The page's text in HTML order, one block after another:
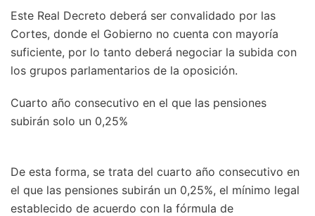
Este Real Decreto deberá ser convalidado por las
Cortes, donde el Gobierno no cuenta con mayoría
suficiente, por lo tanto deberá negociar la subida con
los grupos parlamentarios de la oposición.
Cuarto año consecutivo en el que las pensiones
subirán solo un 0,25%
De esta forma, se trata del cuarto año consecutivo en
el que las pensiones subirán un 0,25%, el mínimo legal
establecido de acuerdo con la fórmula de